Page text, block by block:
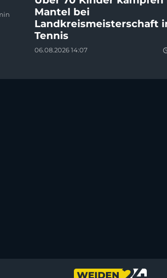
Mantel bei
Landkreismeisterschaft
Tennis
06.08.2026 14:07